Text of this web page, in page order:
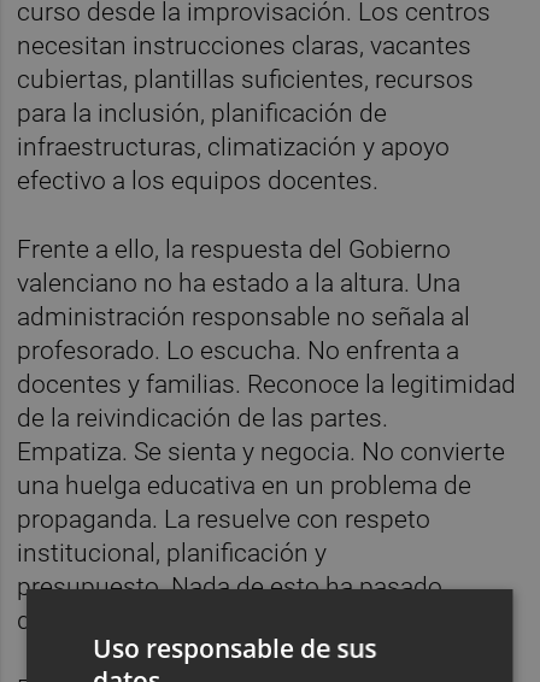
curso desde la improvisación. Los centros
necesitan instrucciones claras, vacantes
cubiertas, plantillas suficientes, recursos
para la inclusión, planificación de
infraestructuras, climatización y apoyo
efectivo a los equipos docentes.
Frente a ello, la respuesta del Gobierno
valenciano no ha estado a la altura. Una
administración responsable no señala al
profesorado. Lo escucha. No enfrenta a
docentes y familias. Reconoce la legitimidad
de la reivindicación de las partes.
Empatiza. Se sienta y negocia. No convierte
una huelga educativa en un problema de
propaganda. La resuelve con respeto
institucional, planificación y
presupuesto. Nada de esto ha pasado
durante estos 30 días de huelga indefinida.
Uso responsable de sus